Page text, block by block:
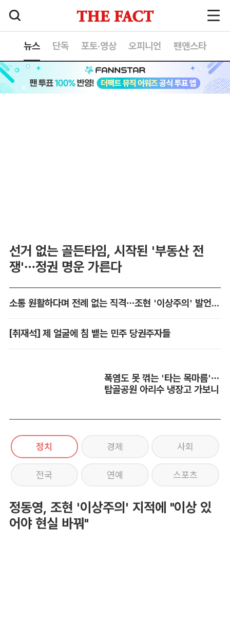
뉴스 단독 포토·영상 오피니언 팬앤스타
선거 없는 골든타임, 시작된 '부동산 전
쟁'…정권 명운 가른다
소통 원활하다며 전례 없는 직격…조현 '이상주의' 발언 논란
[취재석] 제 얼굴에 침 뱉는 민주 당권주자들
폭염도 못 꺾는 '타는 목마름'…
탑골공원 아리수 냉장고 가보니
정치 경제 사회
전국 연예 스포츠
정동영, 조현 '이상주의' 지적에 "이상 있
어야 현실 바꿔"